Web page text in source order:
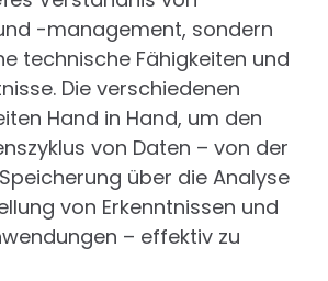
-management, sondern
technische Fähigkeiten und
Die verschiedenen
Hand in Hand, um den
von Daten – von der
über die Analyse
von Erkenntnissen und
– effektiv zu